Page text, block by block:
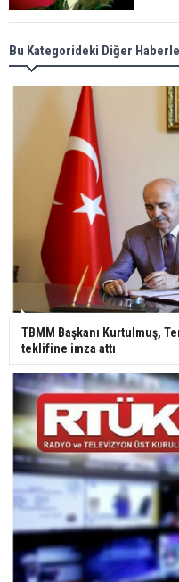
Meral
29
Bilim
Ünlü
Yerli
yaptı
Bu Kategorideki Diğer
TBMM Başkanı Kurtulmuş,
teklifine imza attı